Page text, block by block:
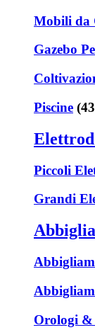
Mobili da
Gazebo
Piscine
Piccoli
Grandi
Orologi &